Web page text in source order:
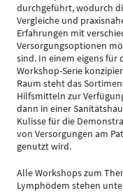
durchgeführt, wodurch
Vergleiche und
Erfahrungen mit
Versorgungsoptionen
sind. In einem eigens für
Workshop-Serie
Raum steht das
Hilfsmitteln zur
dann in einer
Kulisse für die
von Versorgungen am
genutzt wird.
Alle Workshops zum
Lymphödem stehen